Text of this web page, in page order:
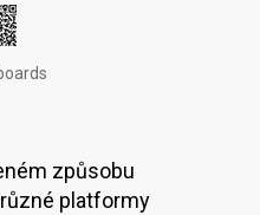
způsobu
platformy